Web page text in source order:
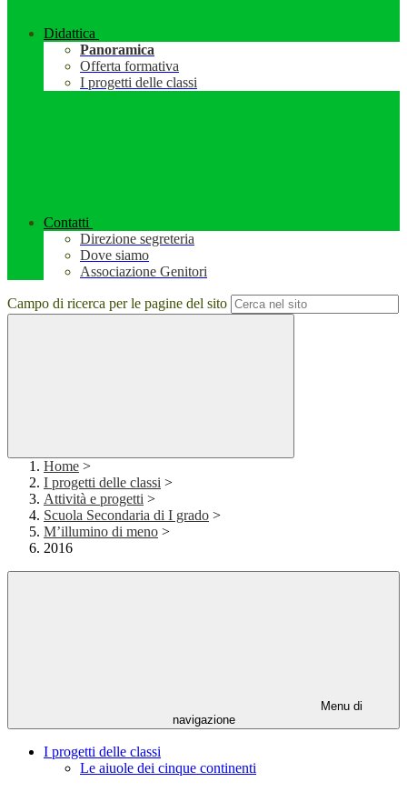
Didattica
Panoramica
Offerta formativa
I progetti delle classi
Contatti
Direzione segreteria
Dove siamo
Associazione Genitori
Campo di ricerca per le pagine del sito
Home >
I progetti delle classi >
Attività e progetti >
Scuola Secondaria di I grado >
M’illumino di meno >
2016
Menu di
navigazione
I progetti delle classi
Le aiuole dei cinque continenti